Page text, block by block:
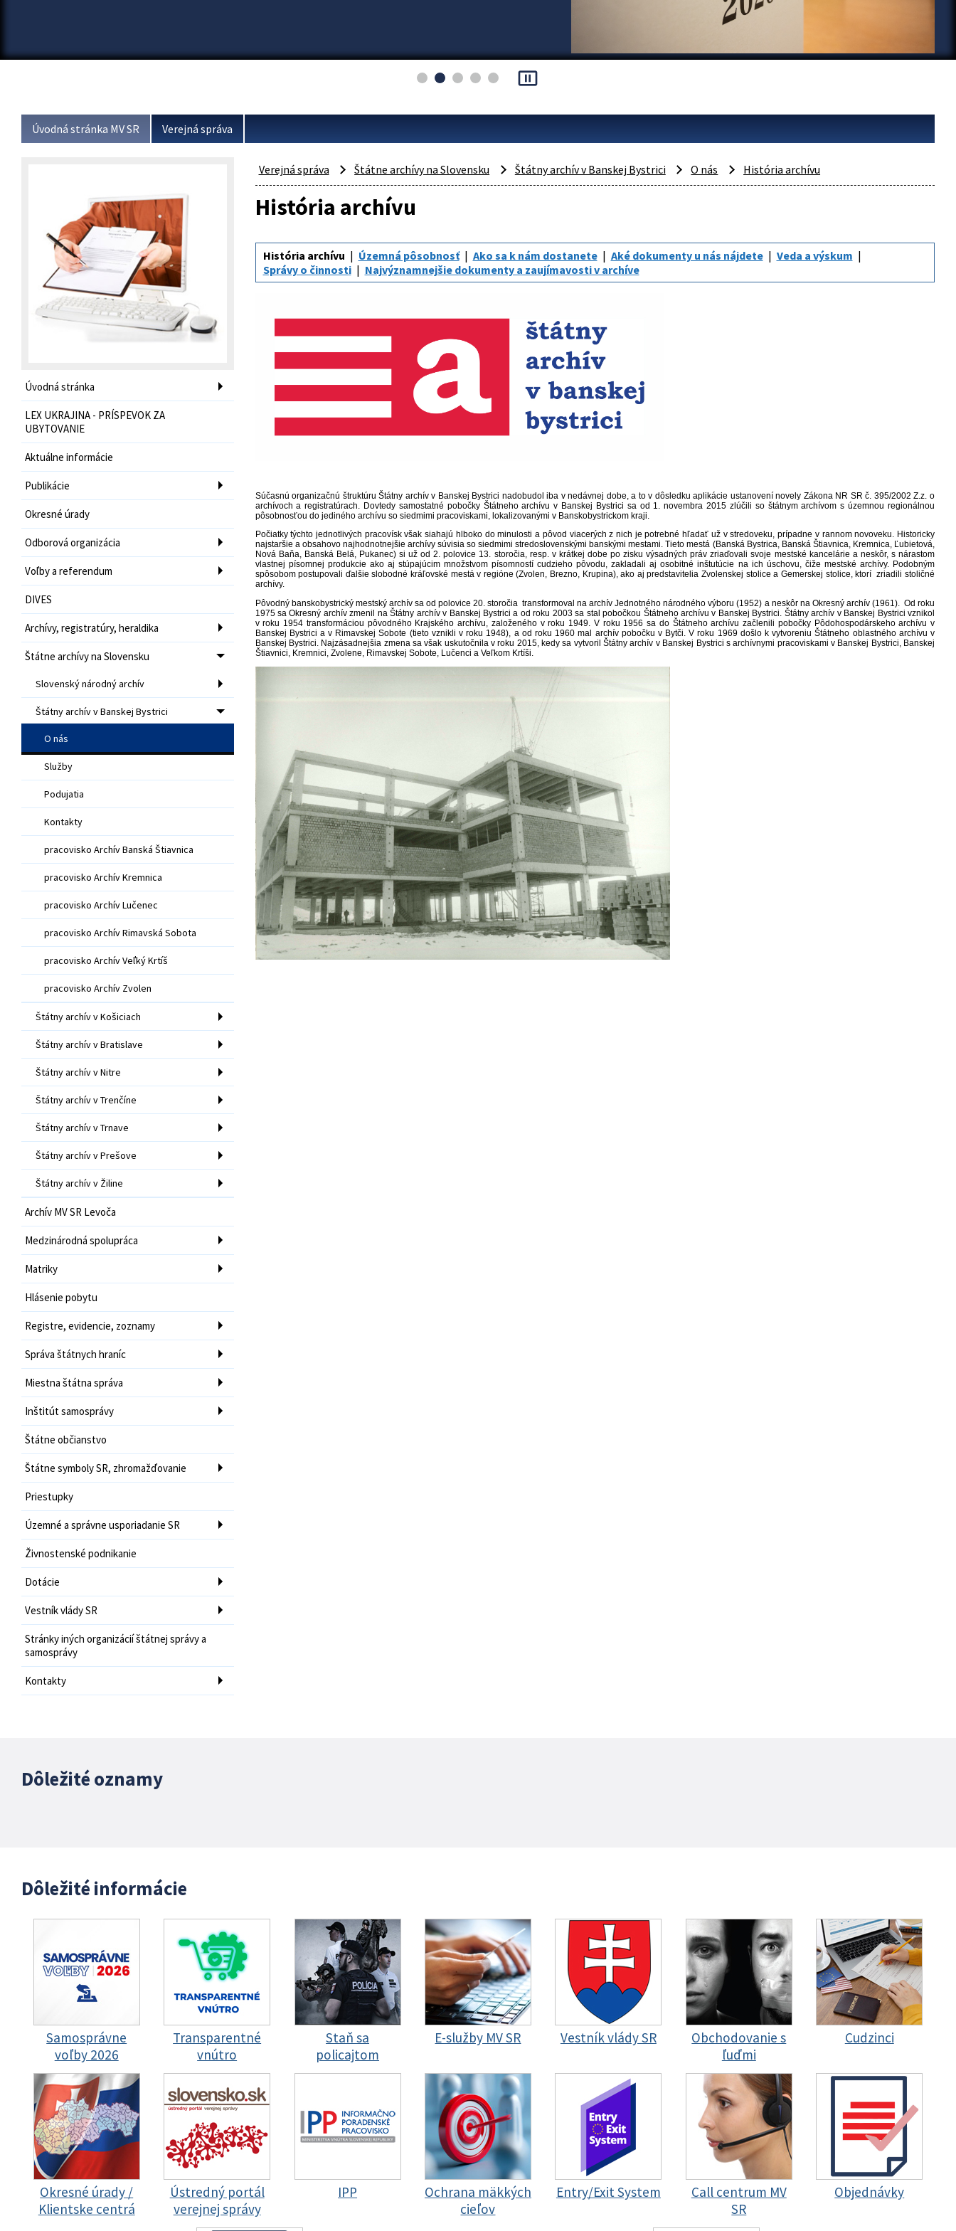
pause_presentation
Úvodná stránka MV SR Verejná správa
Úvodná stránka
LEX UKRAJINA - PRÍSPEVOK ZA
UBYTOVANIE
Aktuálne informácie
Publikácie
Okresné úrady
Odborová organizácia
Voľby a referendum
DIVES
Archívy, registratúry, heraldika
Štátne archívy na Slovensku
Slovenský národný archív
Štátny archív v Banskej Bystrici
O nás
Služby
Podujatia
Kontakty
pracovisko Archív Banská Štiavnica
pracovisko Archív Kremnica
pracovisko Archív Lučenec
pracovisko Archív Rimavská Sobota
pracovisko Archív Veľký Krtíš
pracovisko Archív Zvolen
Štátny archív v Košiciach
Štátny archív v Bratislave
Štátny archív v Nitre
Štátny archív v Trenčíne
Štátny archív v Trnave
Štátny archív v Prešove
Štátny archív v Žiline
Archív MV SR Levoča
Medzinárodná spolupráca
Matriky
Hlásenie pobytu
Registre, evidencie, zoznamy
Správa štátnych hraníc
Miestna štátna správa
Inštitút samosprávy
Štátne občianstvo
Štátne symboly SR, zhromažďovanie
Priestupky
Územné a správne usporiadanie SR
Živnostenské podnikanie
Dotácie
Vestník vlády SR
Stránky iných organizácií štátnej správy a
samosprávy
Kontakty
Verejná správa Štátne archívy na Slovensku Štátny archív v Banskej Bystrici O nás História archívu
História archívu
História archívu Územná pôsobnosť Ako sa k nám dostanete Aké dokumenty u nás nájdete
Veda a výskum
Správy o činnosti
Najvýznamnejšie dokumenty a zaujímavosti v archíve
Súčasnú organizačnú štruktúru Štátny archív v Banskej Bystrici nadobudol iba v nedávnej dobe, a to v dôsledku aplikácie ustanovení novely Zákona NR SR č. 395/2002 Z.z. o
archívoch a registratúrach. Dovtedy samostatné pobočky Štátneho archívu v Banskej Bystrici sa od 1. novembra 2015 zlúčili so štátnym archívom s územnou regionálnou
pôsobnosťou do jediného archívu so siedmimi pracoviskami, lokalizovanými v Banskobystrickom kraji.
Počiatky týchto jednotlivých pracovísk však siahajú hlboko do minulosti a pôvod viacerých z nich je potrebné hľadať už v stredoveku, prípadne v rannom novoveku. Historicky
najstaršie a obsahovo najhodnotnejšie archívy súvisia so siedmimi stredoslovenskými banskými mestami. Tieto mestá (Banská Bystrica, Banská Štiavnica, Kremnica, Ľubietová,
Nová Baňa, Banská Belá, Pukanec) si už od 2. polovice 13. storočia, resp. v krátkej dobe po zisku výsadných práv zriaďovali svoje mestské kancelárie a neskôr, s nárastom
vlastnej písomnej produkcie ako aj stúpajúcim množstvom písomností cudzieho pôvodu, zakladali aj osobitné inštutúcie na ich úschovu, čiže mestské archívy. Podobným
spôsobom postupovali ďalšie slobodné kráľovské mestá v regióne (Zvolen, Brezno, Krupina), ako aj predstavitelia Zvolenskej stolice a Gemerskej stolice, ktorí zriadili stoličné
archívy.
Pôvodný banskobystrický mestský archív sa od polovice 20. storočia transformoval na archív Jednotného národného výboru (1952) a neskôr na Okresný archív (1961). Od roku
1975 sa Okresný archív zmenil na Štátny archív v Banskej Bystrici a od roku 2003 sa stal pobočkou Štátneho archívu v Banskej Bystrici. Štátny archív v Banskej Bystrici vznikol
v roku 1954 transformáciou pôvodného Krajského archívu, založeného v roku 1949. V roku 1956 sa do Štátneho archívu začlenili pobočky Pôdohospodárskeho archívu v
Banskej Bystrici a v Rimavskej Sobote (tieto vznikli v roku 1948), a od roku 1960 mal archív pobočku v Bytči. V roku 1969 došlo k vytvoreniu Štátneho oblastného archívu v
Banskej Bystrici. Najzásadnejšia zmena sa však uskutočnila v roku 2015, kedy sa vytvoril Štátny archív v Banskej Bystrici s archívnymi pracoviskami v Banskej Bystrici, Banskej
Štiavnici, Kremnici, Zvolene, Rimavskej Sobote, Lučenci a Veľkom Krtíši.
Dôležité oznamy
Dôležité informácie
Samosprávne
voľby 2026
Transparentné
vnútro
Staň sa
policajtom
E-služby MV SR Vestník vlády SR
Obchodovanie s
ľuďmi
Cudzinci
Okresné úrady /
Klientske centrá
Ústredný portál
verejnej správy
IPP
Ochrana mäkkých
cieľov
Entry/Exit System
Call centrum MV
SR
Objednávky